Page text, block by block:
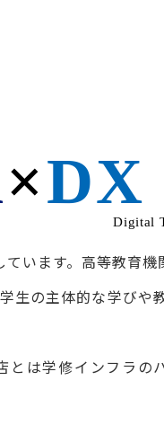
います。高等教育機
生の主体的な学びや
とは学修インフラの